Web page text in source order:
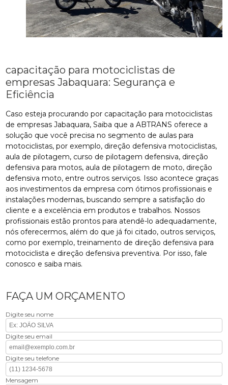
capacitação para motociclistas de
empresas Jabaquara: Segurança e
Eficiência
Caso esteja procurando por capacitação para motociclistas
de empresas Jabaquara, Saiba que a ABTRANS oferece a
solução que você precisa no segmento de aulas para
motociclistas, por exemplo, direção defensiva motociclistas,
aula de pilotagem, curso de pilotagem defensiva, direção
defensiva para motos, aula de pilotagem de moto, direção
defensiva moto, entre outros serviços. Isso acontece graças
aos investimentos da empresa com ótimos profissionais e
instalações modernas, buscando sempre a satisfação do
cliente e a excelência em produtos e trabalhos. Nossos
profissionais estão prontos para atendê-lo adequadamente,
nós oferecermos, além do que já foi citado, outros serviços,
como por exemplo, treinamento de direção defensiva para
motociclista e direção defensiva preventiva. Por isso, fale
conosco e saiba mais.
FAÇA UM ORÇAMENTO
Digite seu nome
Digite seu email
Digite seu telefone
Mensagem